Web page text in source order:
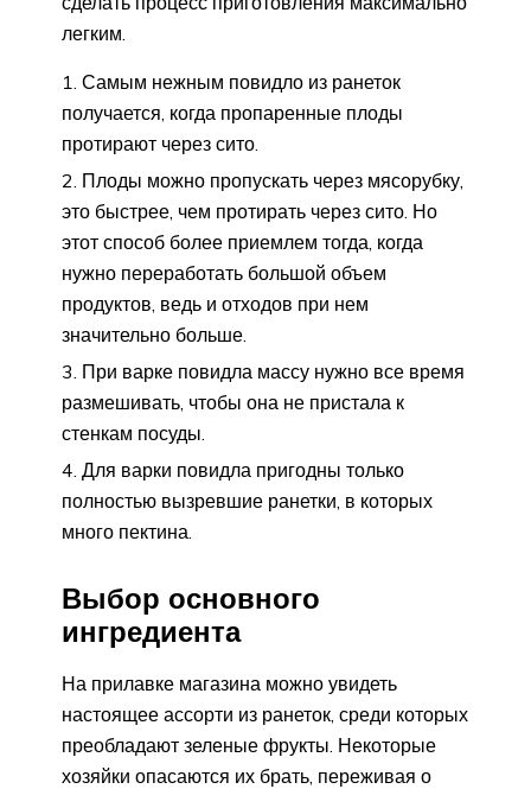
легким.
Самым нежным повидло из ранеток
получается, когда пропаренные плоды
протирают через сито.
Плоды можно пропускать через мясорубку,
это быстрее, чем протирать через сито. Но
этот способ более приемлем тогда, когда
нужно переработать большой объем
продуктов, ведь и отходов при нем
значительно больше.
При варке повидла массу нужно все время
размешивать, чтобы она не пристала к
стенкам посуды.
Для варки повидла пригодны только
полностью вызревшие ранетки, в которых
много пектина.
Выбор основного
ингредиента
На прилавке магазина можно увидеть
настоящее ассорти из ранеток, среди которых
преобладают зеленые фрукты. Некоторые
хозяйки опасаются их брать, переживая о